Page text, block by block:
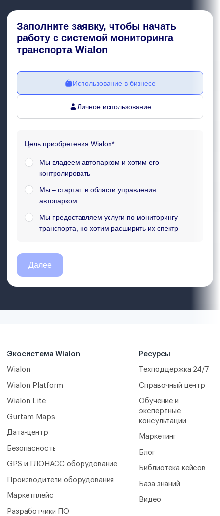
Экосистема Wialon
Wialon
Wialon Platform
Wialon Lite
Gurtam Maps
Дата-центр
Безопасность
GPS и ГЛОНАСС оборудование
Производители оборудования
Маркетплейс
Разработчики ПО
Ресурсы
Техподдержка 24/7
Справочный центр
Обучение и
экспертные
консультации
Маркетинг
Блог
Библиотека кейсов
База знаний
Видео